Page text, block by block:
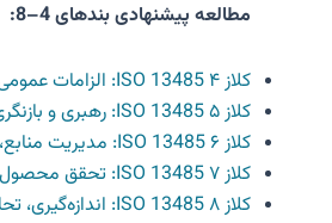
مطالعه پیشنهادی بندهای 4–8:
کلاز ۴ ISO 13485: الزامات عمومی و کنترل مستندات/سوابق
کلاز ۵ ISO 13485: رهبری و بازنگری مدیریت — KPIها و تمپلیت صورتجلسه
کلاز ۶ ISO 13485: مدیریت منابع، آموزش و کالیبراسیون
کلاز ۷ ISO 13485: تحقق محصول — طراحی‌وتوسعه، خرید، تولید، نصب و سرویس
کلاز ۸ ISO 13485: اندازه‌گیری، تحلیل و بهبود (NCR/CAPA/شکایات)